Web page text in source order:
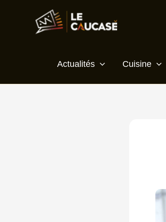
Actualités Cuisine